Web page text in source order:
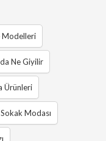
Modelleri
Ne Giyilir
Ürünleri
Modası